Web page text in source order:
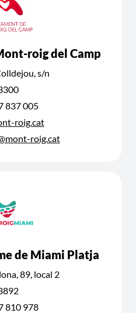
roig del Camp
s/n
837 005
roig.cat
roig.cat
de Miami Platja
89, local 2
810 978